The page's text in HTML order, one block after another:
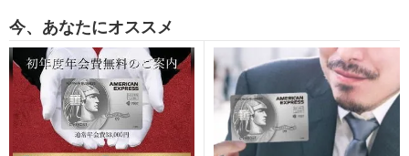
今、あなたにオススメ